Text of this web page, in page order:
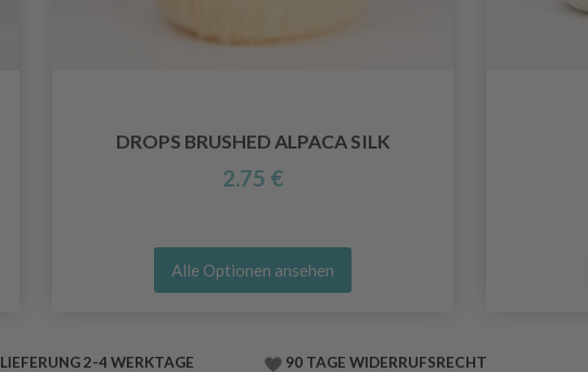
DROPS BRUSHED ALPACA SILK
2.75 €
Alle Optionen ansehen
LIEFERUNG 2-4 WERKTAGE 90 TAGE WIDERRUFSRECHT